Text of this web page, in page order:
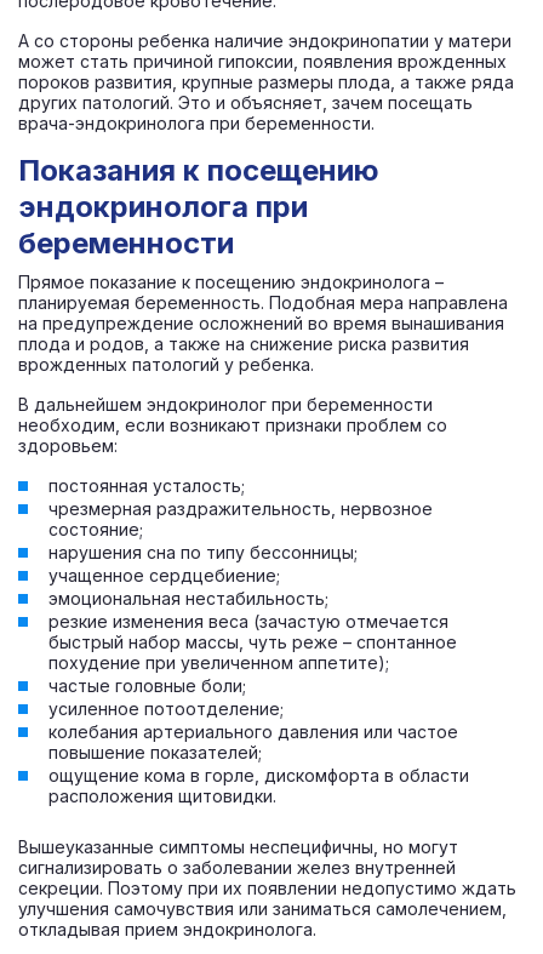
А со стороны ребенка наличие эндокринопатии у матери
может стать причиной гипоксии, появления врожденных
пороков развития, крупные размеры плода, а также ряда
других патологий. Это и объясняет, зачем посещать
врача-эндокринолога при беременности.
Показания к посещению
эндокринолога при
беременности
Прямое показание к посещению эндокринолога –
планируемая беременность. Подобная мера направлена
на предупреждение осложнений во время вынашивания
плода и родов, а также на снижение риска развития
врожденных патологий у ребенка.
В дальнейшем эндокринолог при беременности
необходим, если возникают признаки проблем со
здоровьем:
постоянная усталость;
чрезмерная раздражительность, нервозное
состояние;
нарушения сна по типу бессонницы;
учащенное сердцебиение;
эмоциональная нестабильность;
резкие изменения веса (зачастую отмечается
быстрый набор массы, чуть реже – спонтанное
похудение при увеличенном аппетите);
частые головные боли;
усиленное потоотделение;
колебания артериального давления или частое
повышение показателей;
ощущение кома в горле, дискомфорта в области
расположения щитовидки.
Вышеуказанные симптомы неспецифичны, но могут
сигнализировать о заболевании желез внутренней
секреции. Поэтому при их появлении недопустимо ждать
улучшения самочувствия или заниматься самолечением,
откладывая прием эндокринолога.